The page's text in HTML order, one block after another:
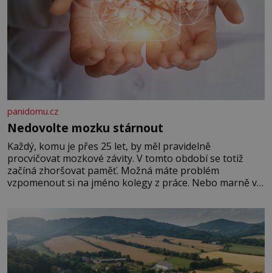
panidomu.cz
Nedovolte mozku stárnout
Každý, komu je přes 25 let, by měl pravidelně
procvičovat mozkové závity. V tomto období se totiž
začíná zhoršovat paměť. Možná máte problém
vzpomenout si na jméno kolegy z práce. Nebo marně v
Je to opravdu tak, s věkem jako kdyby se paměť
rozhodla stávkovat. Cvičte